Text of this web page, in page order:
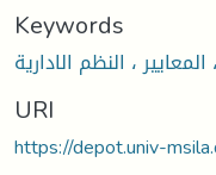
Keywords
، النظم الادارية
URI
https://depot.univ-